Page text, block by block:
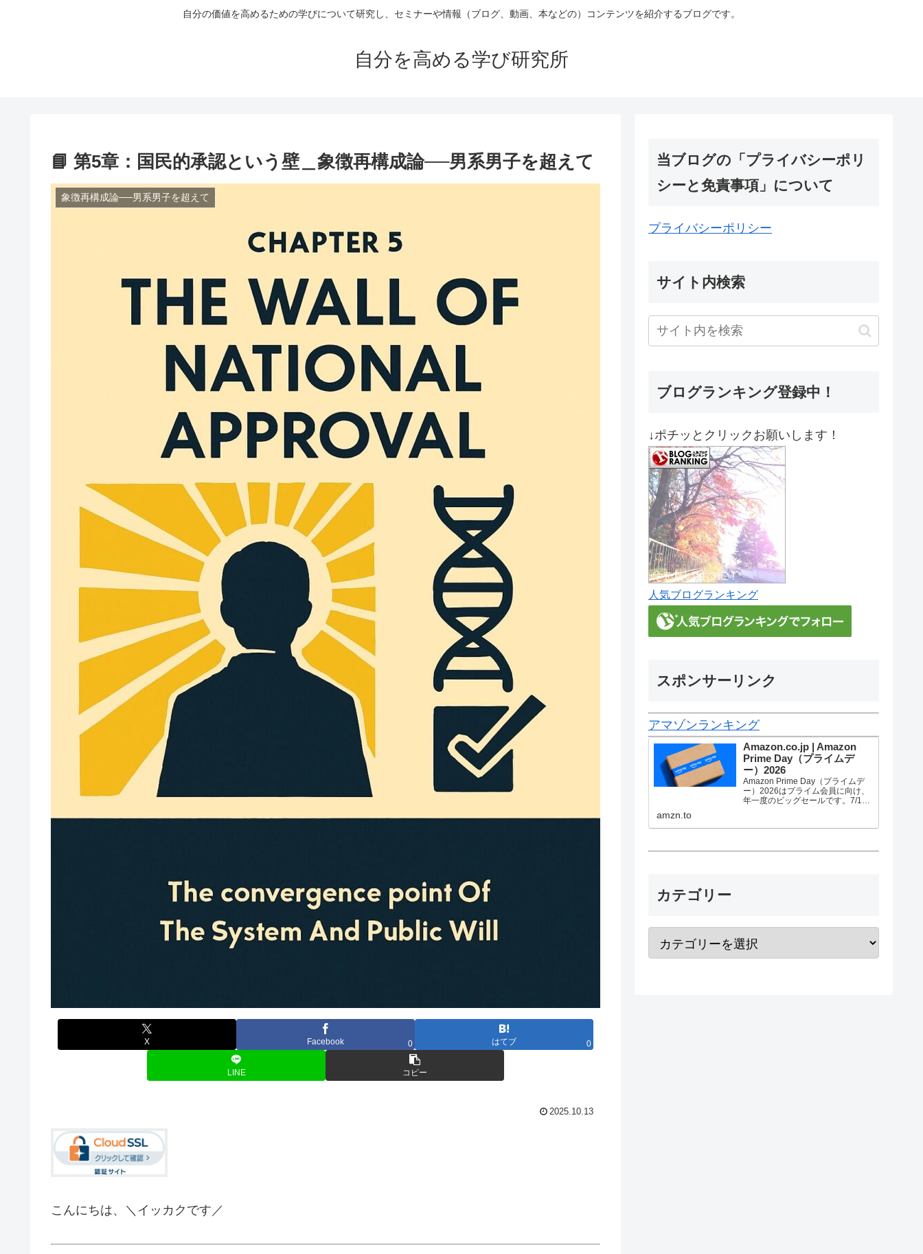
自分の価値を高めるための学びについて研究し、セミナーや情報（ブログ、動画、本などの）コンテンツを紹介するブログです。
自分を高める学び研究所
📘 第5章：国民的承認という壁＿象徴再構成論──男系男子を超えて
象徴再構成論──男系男子を超えて
X Facebook 0 はてブ 0
LINE コピー
2025.10.13
こんにちは、＼イッカクです／
当ブログの「プライバシーポリ
シーと免責事項」について
プライバシーポリシー
サイト内検索
ブログランキング登録中！
↓ポチッとクリックお願いします！
人気ブログランキング
スポンサーリンク
アマゾンランキング
Amazon.co.jp | Amazon
Prime Day（プライムデ
ー）2026
Amazon Prime Day（プライムデ
ー）2026はプライム会員に向け、
年一度のビッグセールです。7/10
ら数多くのお買得商品が96時間に
amzn.to
カテゴリー